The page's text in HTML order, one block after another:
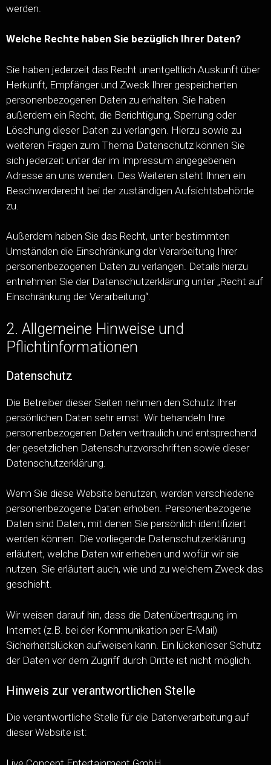
werden.
Welche Rechte haben Sie bezüglich Ihrer Daten?
Sie haben jederzeit das Recht unentgeltlich Auskunft über
Herkunft, Empfänger und Zweck Ihrer gespeicherten
personenbezogenen Daten zu erhalten. Sie haben
außerdem ein Recht, die Berichtigung, Sperrung oder
Löschung dieser Daten zu verlangen. Hierzu sowie zu
weiteren Fragen zum Thema Datenschutz können Sie
sich jederzeit unter der im Impressum angegebenen
Adresse an uns wenden. Des Weiteren steht Ihnen ein
Beschwerderecht bei der zuständigen Aufsichtsbehörde
zu.
Außerdem haben Sie das Recht, unter bestimmten
Umständen die Einschränkung der Verarbeitung Ihrer
personenbezogenen Daten zu verlangen. Details hierzu
entnehmen Sie der Datenschutzerklärung unter „Recht auf
Einschränkung der Verarbeitung“.
2. Allgemeine Hinweise und
Pflichtinformationen
Datenschutz
Die Betreiber dieser Seiten nehmen den Schutz Ihrer
persönlichen Daten sehr ernst. Wir behandeln Ihre
personenbezogenen Daten vertraulich und entsprechend
der gesetzlichen Datenschutzvorschriften sowie dieser
Datenschutzerklärung.
Wenn Sie diese Website benutzen, werden verschiedene
personenbezogene Daten erhoben. Personenbezogene
Daten sind Daten, mit denen Sie persönlich identifiziert
werden können. Die vorliegende Datenschutzerklärung
erläutert, welche Daten wir erheben und wofür wir sie
nutzen. Sie erläutert auch, wie und zu welchem Zweck das
geschieht.
Wir weisen darauf hin, dass die Datenübertragung im
Internet (z.B. bei der Kommunikation per E-Mail)
Sicherheitslücken aufweisen kann. Ein lückenloser Schutz
der Daten vor dem Zugriff durch Dritte ist nicht möglich.
Hinweis zur verantwortlichen Stelle
Die verantwortliche Stelle für die Datenverarbeitung auf
dieser Website ist: